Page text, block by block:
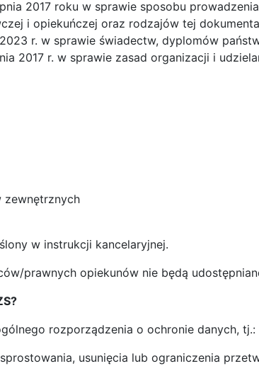
2017 roku w sprawie sposobu
i opiekuńczej oraz rodzajów tej
r. w sprawie świadectw, dyplomów
2017 r. w sprawie zasad organizacji i
zewnętrznych
w instrukcji kancelaryjnej.
prawnych opiekunów nie będą
rozporządzenia o ochronie danych, tj.:
usunięcia lub ograniczenia